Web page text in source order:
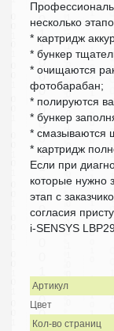
несколько
* картридж
* бункер
* очищаются
фотобарабан;
* полируются
* бункер
* смазываются
* картридж
Если при
которые нужно
этап с
согласия
i-SENSYS
Артикул
Цвет
Кол-во страниц